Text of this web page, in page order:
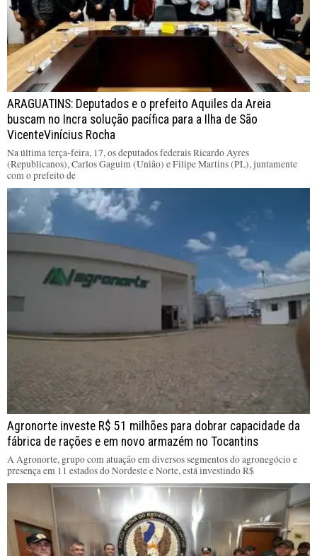
ARAGUATINS: Deputados e o prefeito Aquiles da Areia
buscam no Incra solução pacífica para a Ilha de São
VicenteVinícius Rocha
Na última terça-feira, 17, os deputados federais Ricardo Ayres
(Republicanos), Carlos Gaguim (União) e Filipe Martins (PL), juntamente
com o prefeito de
Agronorte investe R$ 51 milhões para dobrar capacidade da
fábrica de rações e em novo armazém no Tocantins
A Agronorte, grupo com atuação em diversos segmentos do agronegócio e
presença em 11 estados do Nordeste e Norte, está investindo R$